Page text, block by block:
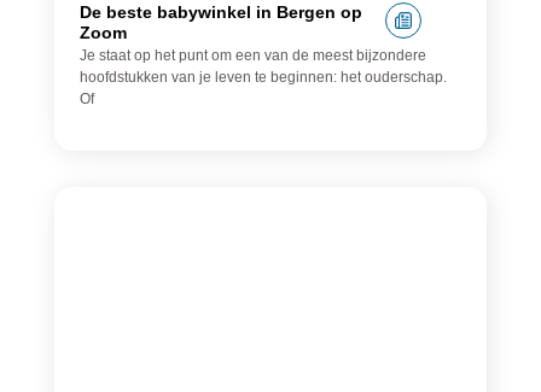
De beste babywinkel in Bergen op
Zoom
Je staat op het punt om een van de meest bijzondere
hoofdstukken van je leven te beginnen: het ouderschap.
Of